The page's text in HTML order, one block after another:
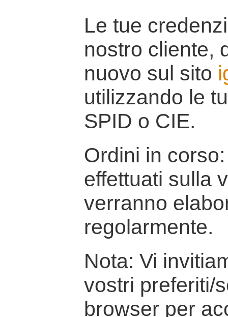
Le tue
nostro cliente,
nuovo sul sito
utilizzando le
SPID o CIE.
Ordini in
effettuati sulla
verranno
regolarmente.
Nota: Vi
vostri preferiti/
browser per